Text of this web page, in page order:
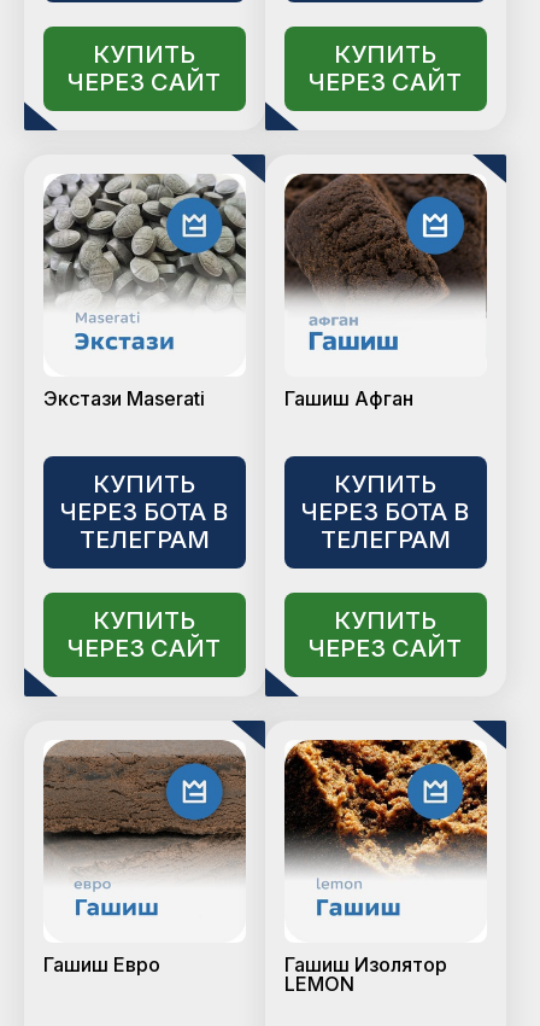
КУПИТЬ
ЧЕРЕЗ САЙТ
КУПИТЬ
ЧЕРЕЗ САЙТ
Экстази Maserati
КУПИТЬ
ЧЕРЕЗ БОТА В
ТЕЛЕГРАМ
КУПИТЬ
ЧЕРЕЗ САЙТ
Гашиш Афган
КУПИТЬ
ЧЕРЕЗ БОТА В
ТЕЛЕГРАМ
КУПИТЬ
ЧЕРЕЗ САЙТ
Гашиш Евро
Гашиш Изолятор
LEMON